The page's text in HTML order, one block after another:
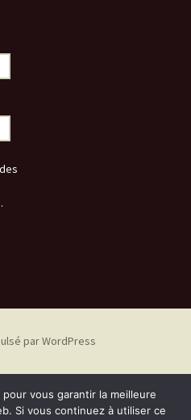
par WordPress
vous garantir la meilleure
Si vous continuez à utiliser ce